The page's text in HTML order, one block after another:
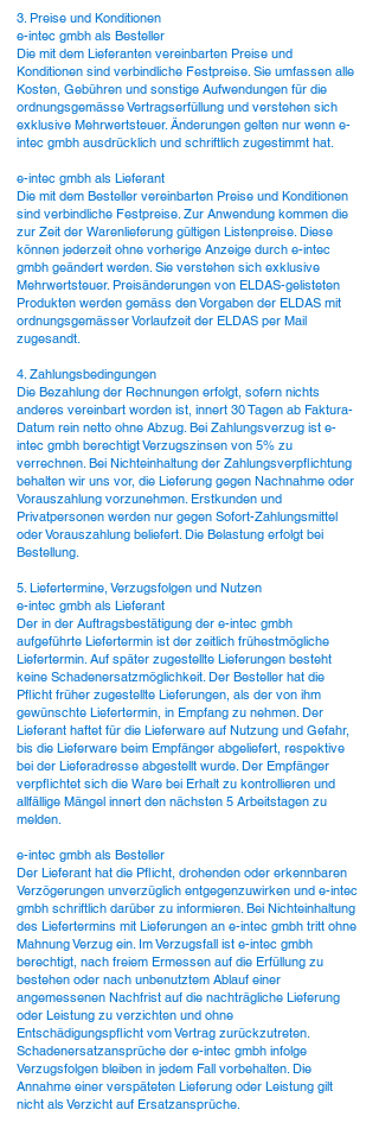
3. Preise und Konditionen
e-intec gmbh als Besteller
Die mit dem Lieferanten vereinbarten Preise und
Konditionen sind verbindliche Festpreise. Sie umfassen alle
Kosten, Gebühren und sonstige Aufwendungen für die
ordnungsgemässe Vertragserfüllung und verstehen sich
exklusive Mehrwertsteuer. Änderungen gelten nur wenn e-
intec gmbh ausdrücklich und schriftlich zugestimmt hat.
e-intec gmbh als Lieferant
Die mit dem Besteller vereinbarten Preise und Konditionen
sind verbindliche Festpreise. Zur Anwendung kommen die
zur Zeit der Warenlieferung gültigen Listenpreise. Diese
können jederzeit ohne vorherige Anzeige durch e-intec
gmbh geändert werden. Sie verstehen sich exklusive
Mehrwertsteuer. Preisänderungen von ELDAS-gelisteten
Produkten werden gemäss den Vorgaben der ELDAS mit
ordnungsgemässer Vorlaufzeit der ELDAS per Mail
zugesandt.
4. Zahlungsbedingungen
Die Bezahlung der Rechnungen erfolgt, sofern nichts
anderes vereinbart worden ist, innert 30 Tagen ab Faktura-
Datum rein netto ohne Abzug. Bei Zahlungsverzug ist e-
intec gmbh berechtigt Verzugszinsen von 5% zu
verrechnen. Bei Nichteinhaltung der Zahlungsverpflichtung
behalten wir uns vor, die Lieferung gegen Nachnahme oder
Vorauszahlung vorzunehmen. Erstkunden und
Privatpersonen werden nur gegen Sofort-Zahlungsmittel
oder Vorauszahlung beliefert. Die Belastung erfolgt bei
Bestellung.
5. Liefertermine, Verzugsfolgen und Nutzen
e-intec gmbh als Lieferant
Der in der Auftragsbestätigung der e-intec gmbh
aufgeführte Liefertermin ist der zeitlich frühestmögliche
Liefertermin. Auf später zugestellte Lieferungen besteht
keine Schadenersatzmöglichkeit. Der Besteller hat die
Pflicht früher zugestellte Lieferungen, als der von ihm
gewünschte Liefertermin, in Empfang zu nehmen. Der
Lieferant haftet für die Lieferware auf Nutzung und Gefahr,
bis die Lieferware beim Empfänger abgeliefert, respektive
bei der Lieferadresse abgestellt wurde. Der Empfänger
verpflichtet sich die Ware bei Erhalt zu kontrollieren und
allfällige Mängel innert den nächsten 5 Arbeitstagen zu
melden.
e-intec gmbh als Besteller
Der Lieferant hat die Pflicht, drohenden oder erkennbaren
Verzögerungen unverzüglich entgegenzuwirken und e-intec
gmbh schriftlich darüber zu informieren. Bei Nichteinhaltung
des Liefertermins mit Lieferungen an e-intec gmbh tritt ohne
Mahnung Verzug ein. Im Verzugsfall ist e-intec gmbh
berechtigt, nach freiem Ermessen auf die Erfüllung zu
bestehen oder nach unbenutztem Ablauf einer
angemessenen Nachfrist auf die nachträgliche Lieferung
oder Leistung zu verzichten und ohne
Entschädigungspflicht vom Vertrag zurückzutreten.
Schadenersatzansprüche der e-intec gmbh infolge
Verzugsfolgen bleiben in jedem Fall vorbehalten. Die
Annahme einer verspäteten Lieferung oder Leistung gilt
nicht als Verzicht auf Ersatzansprüche.